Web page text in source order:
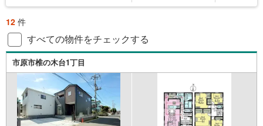
12 件
すべての物件をチェックする
市原市椎の木台1丁目